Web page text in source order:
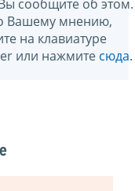
сообщите об этом.
Вашему мнению,
на клавиатуре
или нажмите сюда.